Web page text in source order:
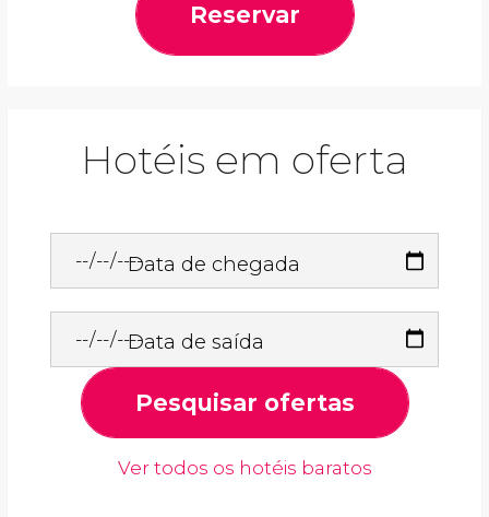
Reservar
Hotéis em oferta
Data de chegada
Data de saída
Pesquisar ofertas
Ver todos os hotéis baratos